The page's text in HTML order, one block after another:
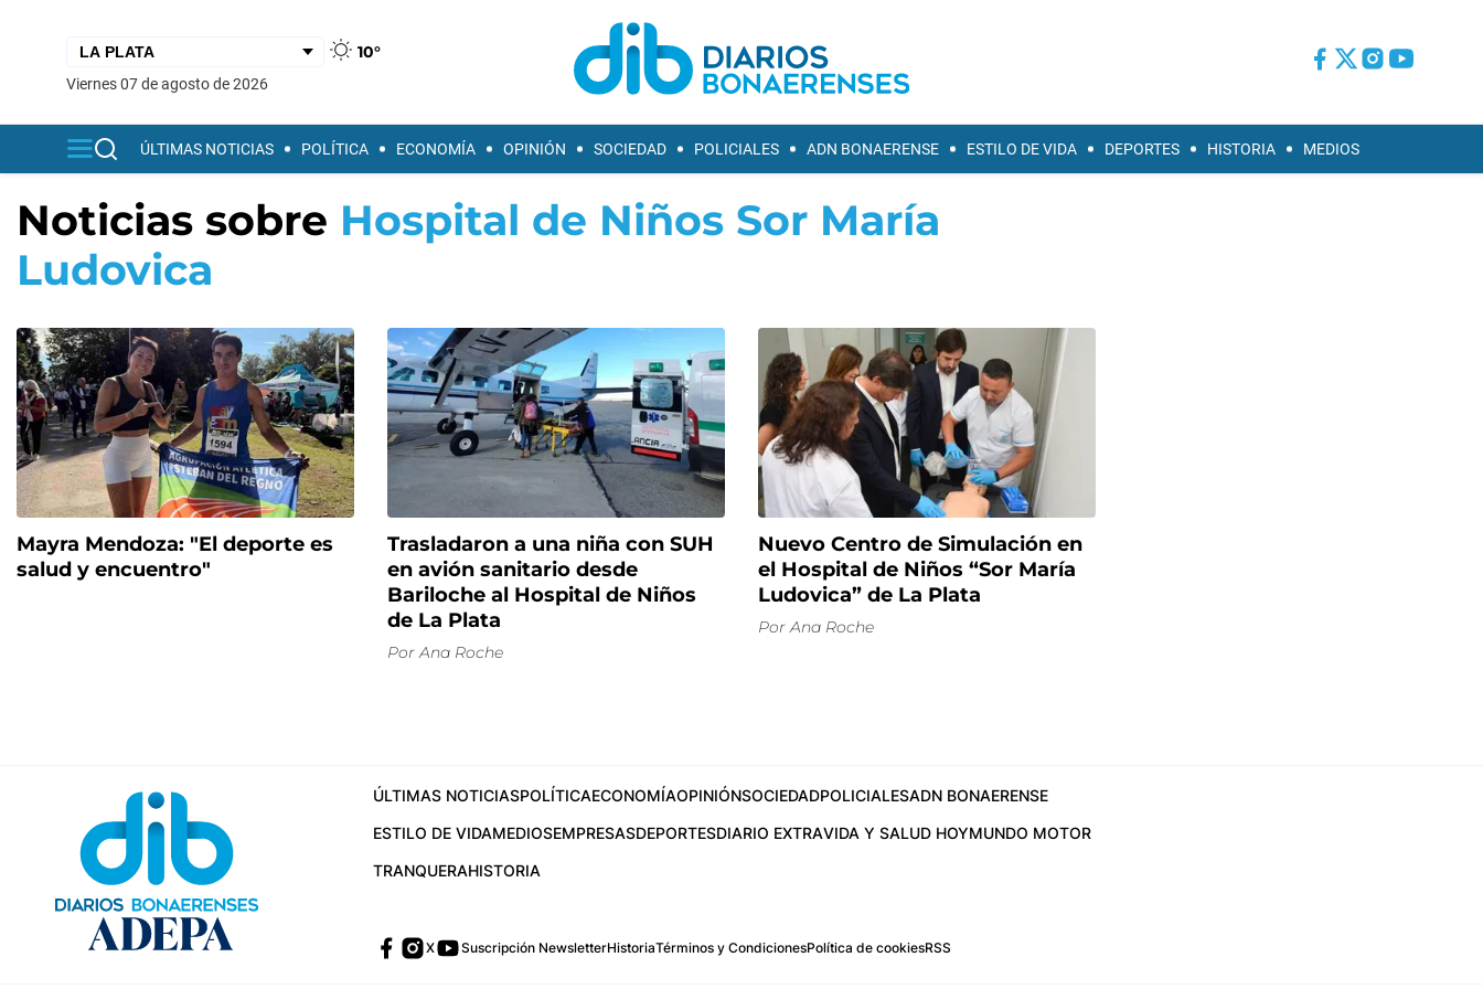
10°
viernes 07 de agosto de 2026
ÚLTIMAS NOTICIAS POLÍTICA ECONOMÍA OPINIÓN SOCIEDAD POLICIALES ADN BONAERENSE ESTILO DE VIDA DEPORTES HISTORIA MEDIOS
Noticias sobre Hospital de Niños Sor María
Ludovica
Mayra Mendoza: "El deporte es
salud y encuentro"
Trasladaron a una niña con SUH
en avión sanitario desde
Bariloche al Hospital de Niños
de La Plata
Por Ana Roche
Nuevo Centro de Simulación en
el Hospital de Niños “Sor María
Ludovica” de La Plata
Por Ana Roche
ÚLTIMAS NOTICIASPOLÍTICAECONOMÍAOPINIÓNSOCIEDADPOLICIALESADN BONAERENSE
ESTILO DE VIDAMEDIOSEMPRESASDEPORTESDIARIO EXTRAVIDA Y SALUD HOYMUNDO MOTOR
TRANQUERAHISTORIA
X Suscripción NewsletterHistoriaTérminos y CondicionesPolítica de cookiesRSS